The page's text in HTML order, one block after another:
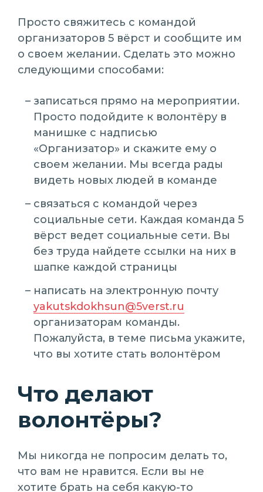
Просто свяжитесь с командой
организаторов 5 вёрст и сообщите им
о своем желании. Сделать это можно
следующими способами:
записаться прямо на мероприятии.
Просто подойдите к волонтёру в
манишке с надписью
«Организатор» и скажите ему о
своем желании. Мы всегда рады
видеть новых людей в команде
связаться с командой через
социальные сети. Каждая команда 5
вёрст ведет социальные сети. Вы
без труда найдете ссылки на них в
шапке каждой страницы
написать на электронную почту
yakutskdokhsun@5verst.ru
организаторам команды.
Пожалуйста, в теме письма укажите,
что вы хотите стать волонтёром
Что делают
волонтёры?
Мы никогда не попросим делать то,
что вам не нравится. Если вы не
хотите брать на себя какую-то